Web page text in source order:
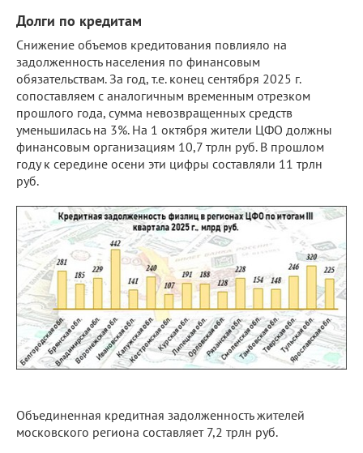
Долги по кредитам
Снижение объемов кредитования повлияло на
задолженность населения по финансовым
обязательствам. За год, т.е. конец сентября 2025 г.
сопоставляем с аналогичным временным отрезком
прошлого года, сумма невозвращенных средств
уменьшилась на 3%. На 1 октября жители ЦФО должны
финансовым организациям 10,7 трлн руб. В прошлом
году к середине осени эти цифры составляли 11 трлн
руб.
Объединенная кредитная задолженность жителей
московского региона составляет 7,2 трлн руб.